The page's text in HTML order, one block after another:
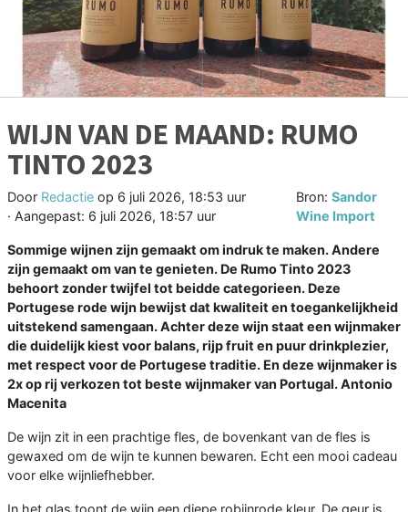
WIJN VAN DE MAAND: RUMO
TINTO 2023
Door Redactie op 6 juli 2026, 18:53 uur
· Aangepast: 6 juli 2026, 18:57 uur
Bron:Sandor
Wine Import
Sommige wijnen zijn gemaakt om indruk te maken. Andere
zijn gemaakt om van te genieten. De Rumo Tinto 2023
behoort zonder twijfel tot beidde categorieen. Deze
Portugese rode wijn bewijst dat kwaliteit en toegankelijkheid
uitstekend samengaan. Achter deze wijn staat een wijnmaker
die duidelijk kiest voor balans, rijp fruit en puur drinkplezier,
met respect voor de Portugese traditie. En deze wijnmaker is
2x op rij verkozen tot beste wijnmaker van Portugal. Antonio
Macenita
De wijn zit in een prachtige fles, de bovenkant van de fles is
gewaxed om de wijn te kunnen bewaren. Echt een mooi cadeau
voor elke wijnliefhebber.
In het glas toont de wijn een diepe robijnrode kleur. De geur is